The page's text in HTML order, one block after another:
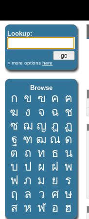
Lookup:
» more options here
Browse
ก ข ฃ ค ฅ
ฆ ง จ ฉ ช
ซ ฌ ญ ฎ ฏ
ฐ ฑ ฒ ณ ด
ต ถ ท ธ น
บ ป ผ ฝ พ
ฟ ภ ม ย
ร
ฤ
ล ว ศ ษ
ส ห ฬ อ ฮ